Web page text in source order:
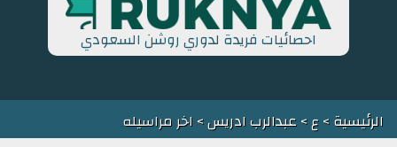
احصائيات فريدة لدوري روشن السعودي
الرئيسية>ع>عبدالرب ادريس> اخر مراسيله